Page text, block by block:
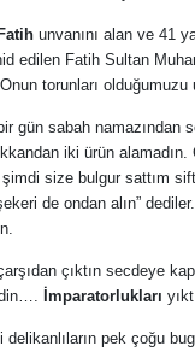
Fatih unvanını alan ve 41
edilen Fatih Sultan
torunları
gün sabah namazından
iki ürün alamadın.
şimdi size bulgur sattım
de ondan alın”
çıktın secdeye
İmparatorlukları
delikanlıların pek çoğu